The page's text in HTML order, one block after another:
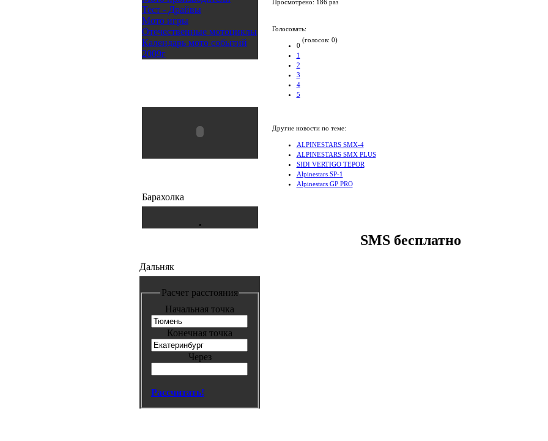
Тест - Драйвы
Мото игры
Отечественные мотоциклы
Календарь мото событий
2009г
Барахолка
Дальняк
Расчет расстояния
Начальная точка
Конечная точка
Через
Рассчитать!
Просмотрено: 186 раз
Голосовать:
0
1
2
3
4
5
(голосов: 0)
Другие новости по теме:
ALPINESTARS SMX-4
ALPINESTARS SMX PLUS
SIDI VERTIGO TEPOR
Alpinestars SP-1
Alpinestars GP PRO
SMS бесплатно